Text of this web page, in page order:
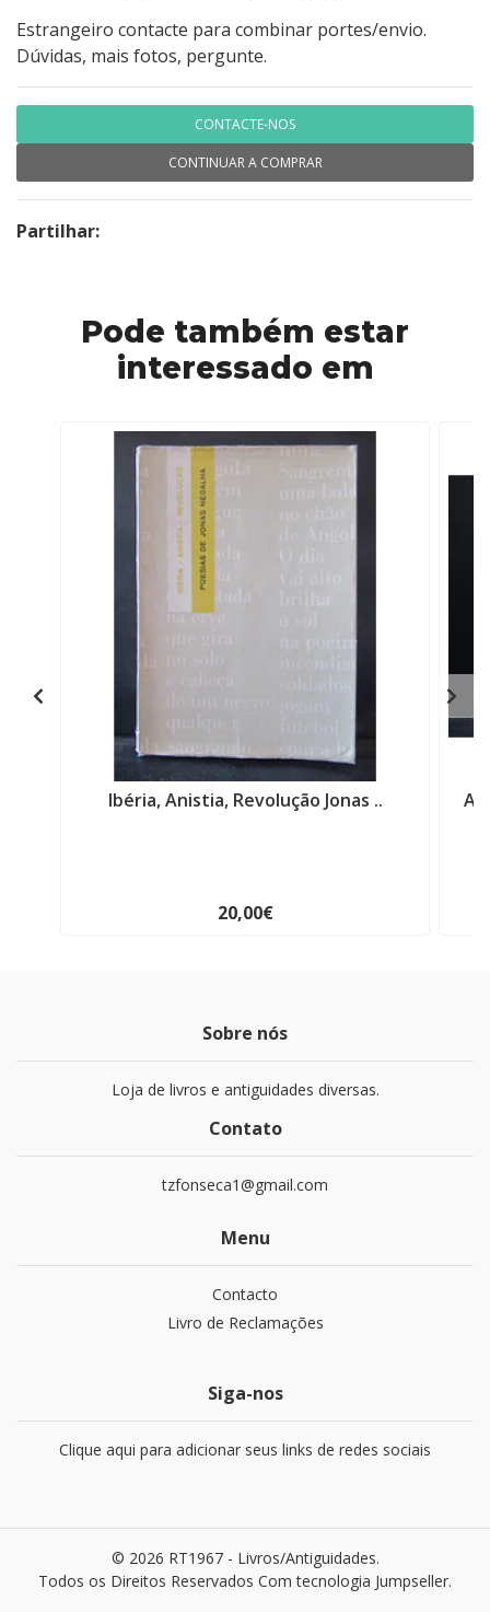
Estrangeiro contacte para combinar portes/envio.
Dúvidas, mais fotos, pergunte.
CONTACTE-NOS
CONTINUAR A COMPRAR
Partilhar:
Pode também estar
interessado em
Ibéria, Anistia, Revolução Jonas ..
20,00€
Ao
Sobre nós
Loja de livros e antiguidades diversas.
Contato
tzfonseca1@gmail.com
Menu
Contacto
Livro de Reclamações
Siga-nos
Clique aqui para adicionar seus links de redes sociais
© 2026 RT1967 - Livros/Antiguidades.
Todos os Direitos Reservados Com tecnologia Jumpseller.